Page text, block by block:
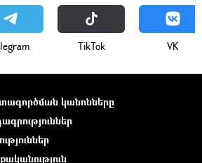
ТikТоk VK
կանոնները